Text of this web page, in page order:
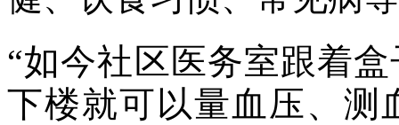
“如今社区医务室跟着
下楼就可以量血压、测